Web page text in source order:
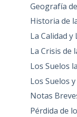
Geografía
Historia de
La Calidad y
La Crisis de
Los Suelos
Los Suelos
Notas
Pérdida de